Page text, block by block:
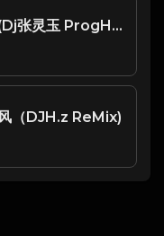
邓福如 - 一点点喜欢(Dj张灵玉 ProgHouse 2025 Mix国语女)
（DJH.z ReMix)